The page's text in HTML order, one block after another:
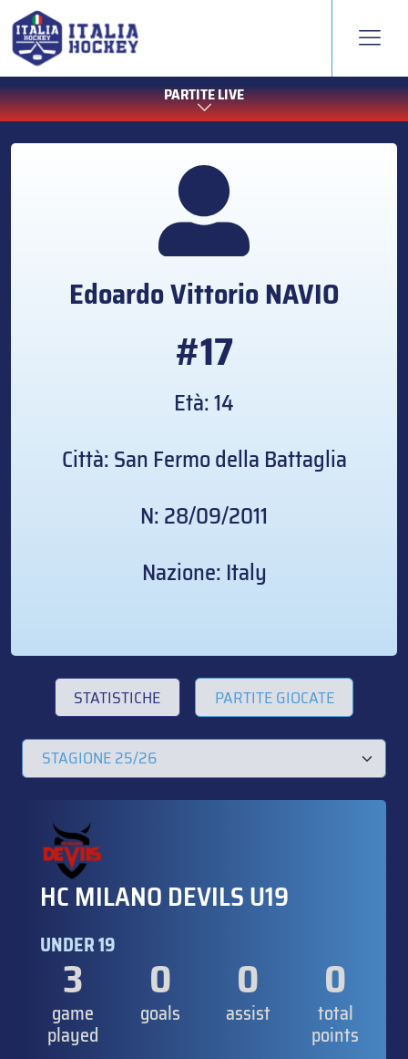
PARTITE LIVE
Edoardo VittorioNAVIO
#17
Età: 14
Città: San Fermo della Battaglia
N: 28/09/2011
Nazione: Italy
STATISTICHE PARTITE GIOCATE
HC MILANO DEVILS U19
UNDER 19
3
game
played
0
goals
0
assist
0
total
points